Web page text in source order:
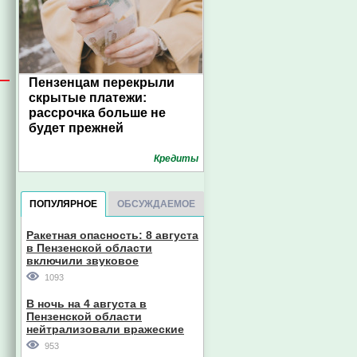
Пензенцам перекрыли
скрытые платежи:
рассрочка больше не
будет прежней
Кредиты
ПОПУЛЯРНОЕ ОБСУЖДАЕМОЕ
Ракетная опасность: 8 августа
в Пензенской области
включили звуковое
оповещение
1093
В ночь на 4 августа в
Пензенской области
нейтрализовали вражеские
дроны
953